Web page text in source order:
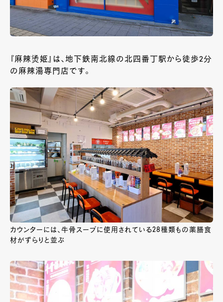
『麻辣烫姫』は、地下鉄南北線の北四番丁駅から徒歩2分
の麻辣湯専門店です。
カウンターには、牛骨スープに使用されている28種類もの薬膳食
材がずらりと並ぶ